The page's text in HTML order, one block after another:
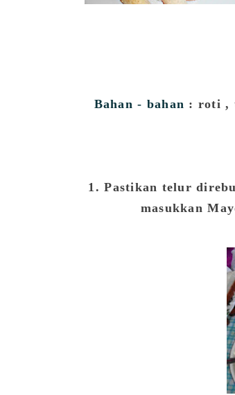
Bahan - bahan : roti ,
1. Pastikan telur
masukkan